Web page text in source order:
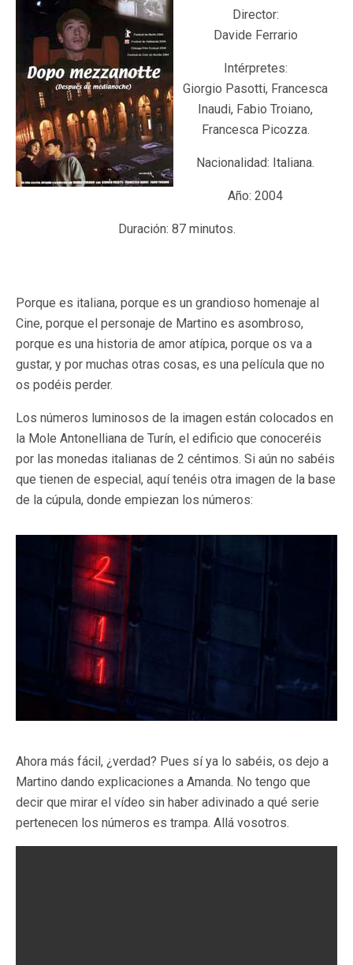
Director:
Davide Ferrario
Intérpretes:
Giorgio Pasotti, Francesca
Inaudi, Fabio Troiano,
Francesca Picozza.
Nacionalidad: Italiana.
Año: 2004
Duración: 87 minutos.
Porque es italiana, porque es un grandioso homenaje al
Cine, porque el personaje de Martino es asombroso,
porque es una historia de amor atípica, porque os va a
gustar, y por muchas otras cosas, es una película que no
os podéis perder.
Los números luminosos de la imagen están colocados en
la Mole Antonelliana de Turín, el edificio que conoceréis
por las monedas italianas de 2 céntimos. Si aún no sabéis
que tienen de especial, aquí tenéis otra imagen de la base
de la cúpula, donde empiezan los números:
Ahora más fácil, ¿verdad? Pues sí ya lo sabéis, os dejo a
Martino dando explicaciones a Amanda. No tengo que
decir que mirar el vídeo sin haber adivinado a qué serie
pertenecen los números es trampa. Allá vosotros.